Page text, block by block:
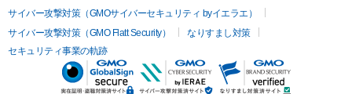
サイバー攻撃対策（GMOサイバーセキュリティ byイエラエ）
サイバー攻撃対策（GMO Flatt Security）
なりすまし対策
セキュリティ事業の軌跡